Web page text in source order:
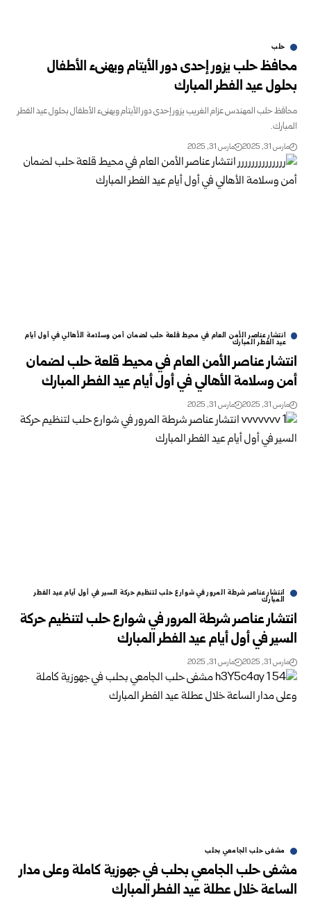
حلب
محافظ حلب يزور إحدى دور الأيتام ويهنىء الأطفال
بحلول عيد الفطر المبارك
محافظ حلب المهندس عزام الغريب يزور إحدى دور الأيتام ويهنىء الأطفال بحلول عيد الفطر
المبارك.
مارس 31, 2025 مارس 31, 2025
انتشار عناصر الأمن العام في محيط قلعة حلب لضمان أمن وسلامة الأهالي في أول أيام
عيد الفطر المبارك
انتشار عناصر الأمن العام في محيط قلعة حلب لضمان
أمن وسلامة الأهالي في أول أيام عيد الفطر المبارك
مارس 31, 2025 مارس 31, 2025
انتشار عناصر شرطة المرور في شوارع حلب لتنظيم حركة السير في أول أيام عيد الفطر
المبارك
انتشار عناصر شرطة المرور في شوارع حلب لتنظيم حركة
السير في أول أيام عيد الفطر المبارك
مارس 31, 2025 مارس 31, 2025
مشفى حلب الجامعي بحلب
مشفى حلب الجامعي بحلب في جهوزية كاملة وعلى مدار
الساعة خلال عطلة عيد الفطر المبارك